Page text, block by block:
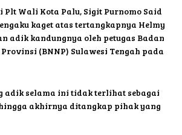
Wali Kota Palu, Sigit Purnomo Said
kaget atas tertangkapnya Helmy
adik kandungnya oleh petugas Badan
(BNNP) Sulawesi Tengah pada
adik selama ini tidak terlihat sebagai
akhirnya ditangkap pihak yang